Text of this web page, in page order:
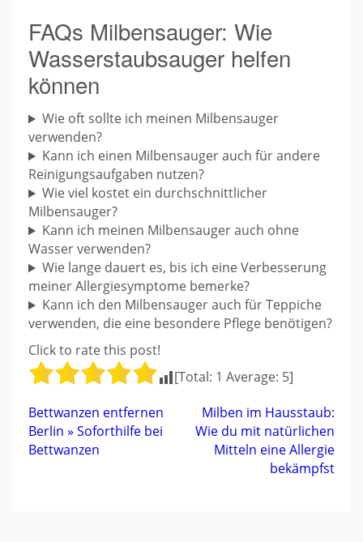
FAQs Milbensauger: Wie
Wasserstaubsauger helfen
können
Wie oft sollte ich meinen Milbensauger
verwenden?
Kann ich einen Milbensauger auch für andere
Reinigungsaufgaben nutzen?
Wie viel kostet ein durchschnittlicher
Milbensauger?
Kann ich meinen Milbensauger auch ohne
Wasser verwenden?
Wie lange dauert es, bis ich eine Verbesserung
meiner Allergiesymptome bemerke?
Kann ich den Milbensauger auch für Teppiche
verwenden, die eine besondere Pflege benötigen?
Click to rate this post!
[Total: 1 Average: 5]
Beitragsnavigation
Bettwanzen entfernen
Berlin » Soforthilfe bei
Bettwanzen
Milben im Hausstaub:
Wie du mit natürlichen
Mitteln eine Allergie
bekämpfst